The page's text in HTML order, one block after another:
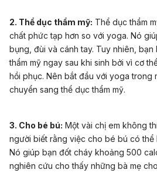
2. Thể dục thẩm mỹ: Thể dục thẩm
chất phức tạp hơn so với yoga. Nó
bụng, đùi và cánh tay. Tuy nhiên,
thẩm mỹ ngay sau khi sinh bởi vì cơ
hồi phục. Nên bắt đầu với yoga trong
chuyển sang thể dục thẩm mỹ.
3. Cho bé bú: Một vài chị em không
người biết rằng việc cho bé bú có thể
Nó giúp bạn đốt cháy khoảng 500
nghiên cứu cho thấy những bà mẹ